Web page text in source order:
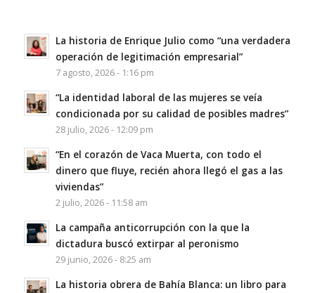
La historia de Enrique Julio como “una verdadera
operación de legitimación empresarial”
7 agosto, 2026 - 1:16 pm
“La identidad laboral de las mujeres se veía
condicionada por su calidad de posibles madres”
28 julio, 2026 - 12:09 pm
“En el corazón de Vaca Muerta, con todo el
dinero que fluye, recién ahora llegó el gas a las
viviendas”
2 julio, 2026 - 11:58 am
La campaña anticorrupción con la que la
dictadura buscó extirpar al peronismo
29 junio, 2026 - 8:25 am
La historia obrera de Bahía Blanca: un libro para